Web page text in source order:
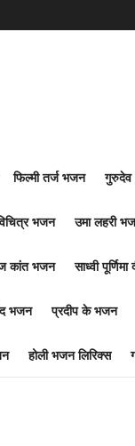
फिल्मी तर्ज भजन
भजन उमा लहरी
कांत भजन साध्वी पूर्णिमा
भजन प्रदीप के भजन
होली भजन लिरिक्स